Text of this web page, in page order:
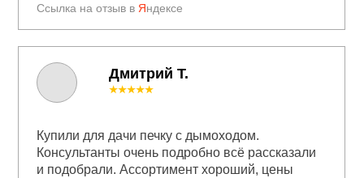
Ссылка на отзыв в Яндексе
★★★★★
Купили для дачи печку с дымоходом.
Консультанты очень подробно всё рассказали
и подобрали. Ассортимент хороший, цены
Дмитрий Т.